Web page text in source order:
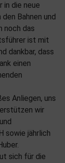
in die neue
Bahnen und
noch das
ist mit
dankbar, dass
einen
Anliegen, uns
wir
sowie jährlich
sich für die